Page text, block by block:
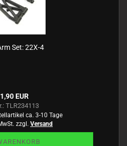
Set: 22X-4
EUR
TLR234113
ca. 3-10 Tage
zzgl. Versand